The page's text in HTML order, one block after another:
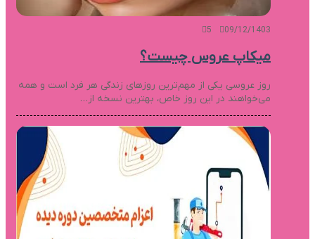
09/12/1403
5
میکاپ عروس چیست؟
روز عروسی یکی از مهم‌ترین روزهای زندگی هر فرد است و همه
می‌خواهند در این روز خاص، بهترین نسخه از…